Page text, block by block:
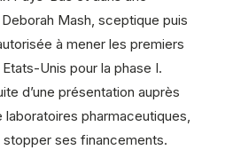
Mash, sceptique puis
à mener les premiers
Unis pour la phase I.
d’une présentation auprès
pharmaceutiques,
ses financements.